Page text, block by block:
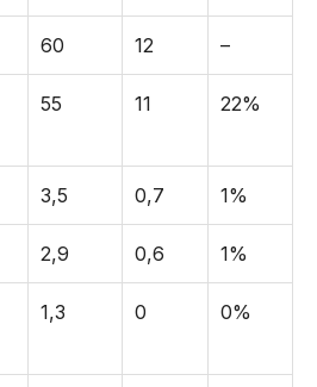
60 12 –
55 11 22%
3,5 0,7 1%
2,9 0,6 1%
1,3 0 0%